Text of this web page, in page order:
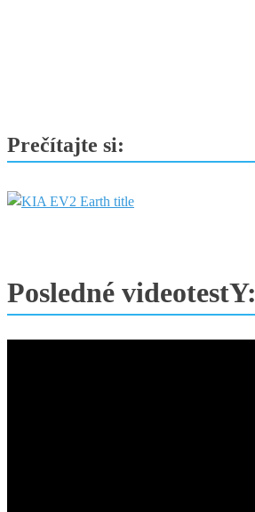
km/h
Prečítajte si:
Posledné videotestY: